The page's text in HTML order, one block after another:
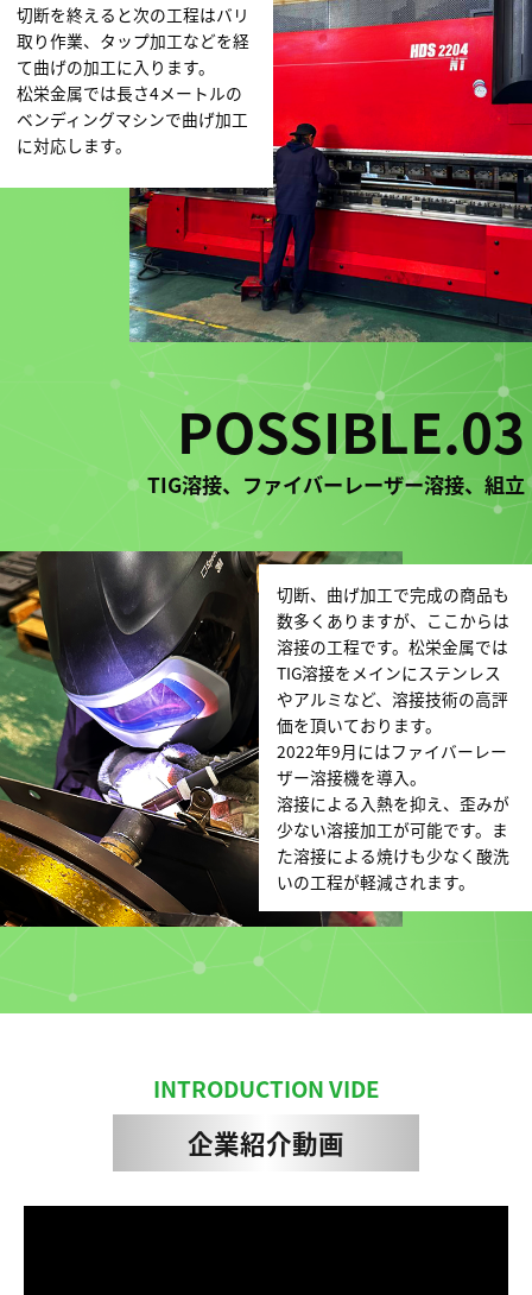
切断を終えると次の工程はバリ
取り作業、タップ加工などを経
て曲げの加工に入ります。
松栄金属では長さ4メートルの
ベンディングマシンで曲げ加工
に対応します。
POSSIBLE.03
TIG溶接、ファイバーレーザー溶接、組立
切断、曲げ加工で完成の商品も
数多くありますが、ここからは
溶接の工程です。松栄金属では
TIG溶接をメインにステンレス
やアルミなど、溶接技術の高評
価を頂いております。
2022年9月にはファイバーレー
ザー溶接機を導入。
溶接による入熱を抑え、歪みが
少ない溶接加工が可能です。ま
た溶接による焼けも少なく酸洗
いの工程が軽減されます。
INTRODUCTION VIDE
企業紹介動画